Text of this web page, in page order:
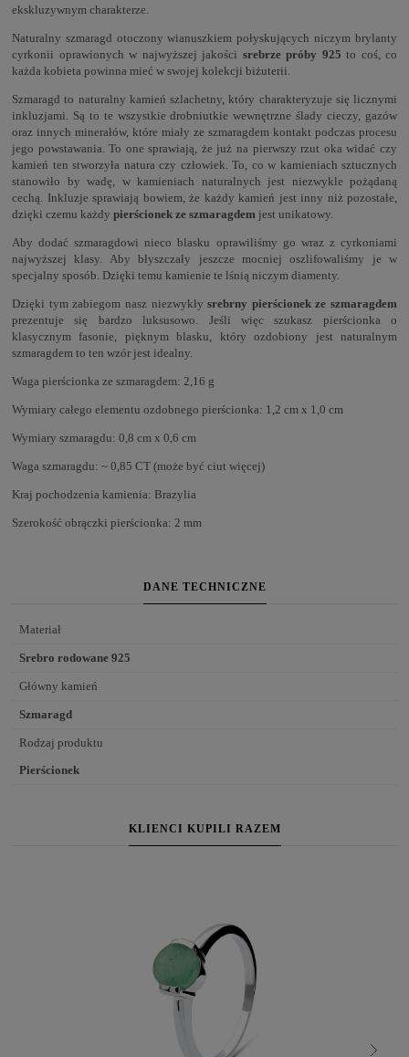
ekskluzywnym charakterze.
Naturalny szmaragd otoczony wianuszkiem połyskujących niczym brylanty
cyrkonii oprawionych w najwyższej jakości srebrze próby 925 to coś, co
każda kobieta powinna mieć w swojej kolekcji biżuterii.
Szmaragd to naturalny kamień szlachetny, który charakteryzuje się licznymi
inkluzjami. Są to te wszystkie drobniutkie wewnętrzne ślady cieczy, gazów
oraz innych minerałów, które miały ze szmaragdem kontakt podczas procesu
jego powstawania. To one sprawiają, że już na pierwszy rzut oka widać czy
kamień ten stworzyła natura czy człowiek. To, co w kamieniach sztucznych
stanowiło by wadę, w kamieniach naturalnych jest niezwykle pożądaną
cechą. Inkluzje sprawiają bowiem, że każdy kamień jest inny niż pozostałe,
dzięki czemu każdy pierścionek ze szmaragdem jest unikatowy.
Aby dodać szmaragdowi nieco blasku oprawiliśmy go wraz z cyrkoniami
najwyższej klasy. Aby błyszczały jeszcze mocniej oszlifowaliśmy je w
specjalny sposób. Dzięki temu kamienie te lśnią niczym diamenty.
Dzięki tym zabiegom nasz niezwykłysrebrny pierścionek ze szmaragdem
prezentuje się bardzo luksusowo. Jeśli więc szukasz pierścionka o
klasycznym fasonie, pięknym blasku, który ozdobiony jest naturalnym
szmaragdem to ten wzór jest idealny.
Waga pierścionka ze szmaragdem: 2,16 g
Wymiary całego elementu ozdobnego pierścionka: 1,2 cm x 1,0 cm
Wymiary szmaragdu: 0,8 cm x 0,6 cm
Waga szmaragdu: ~ 0,85 CT (może być ciut więcej)
Kraj pochodzenia kamienia: Brazylia
Szerokość obrączki pierścionka: 2 mm
DANE TECHNICZNE
Materiał
Srebro rodowane 925
Główny kamień
Szmaragd
Rodzaj produktu
Pierścionek
KLIENCI KUPILI RAZEM